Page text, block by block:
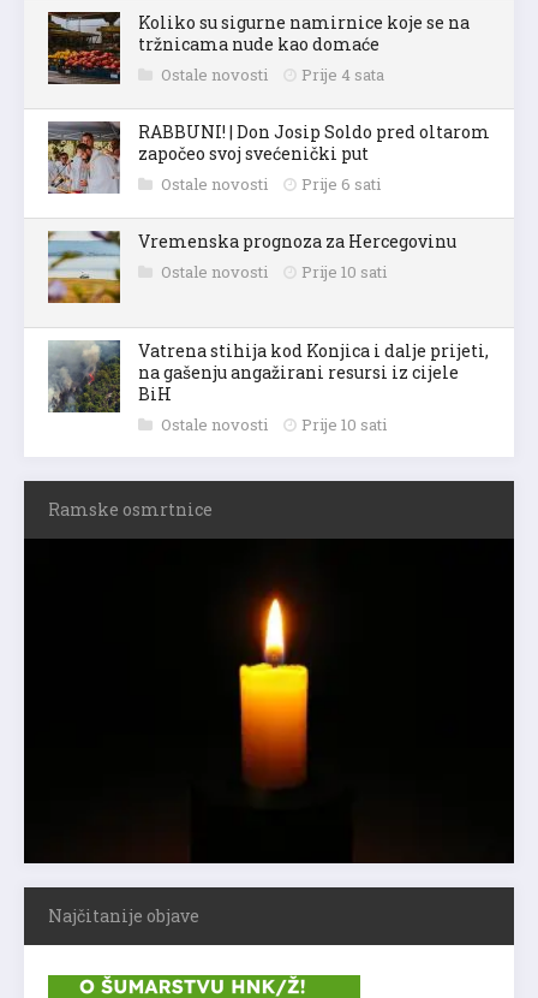
Koliko su sigurne namirnice koje se na
tržnicama nude kao domaće
Ostale novosti Prije 4 sata
RABBUNI! | Don Josip Soldo pred oltarom
započeo svoj svećenički put
Ostale novosti Prije 6 sati
Vremenska prognoza za Hercegovinu
Ostale novosti Prije 10 sati
Vatrena stihija kod Konjica i dalje prijeti,
na gašenju angažirani resursi iz cijele
BiH
Ostale novosti Prije 10 sati
Ramske osmrtnice
Najčitanije objave